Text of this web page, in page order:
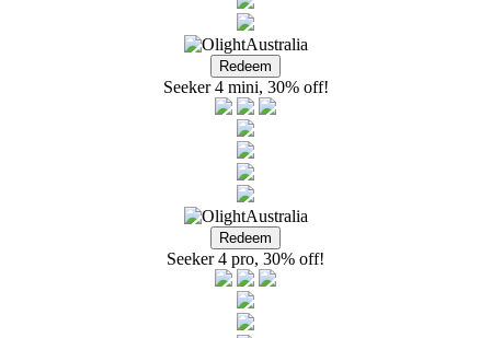
Seeker 4 mini, 30% off!
Seeker 4 pro, 30% off!